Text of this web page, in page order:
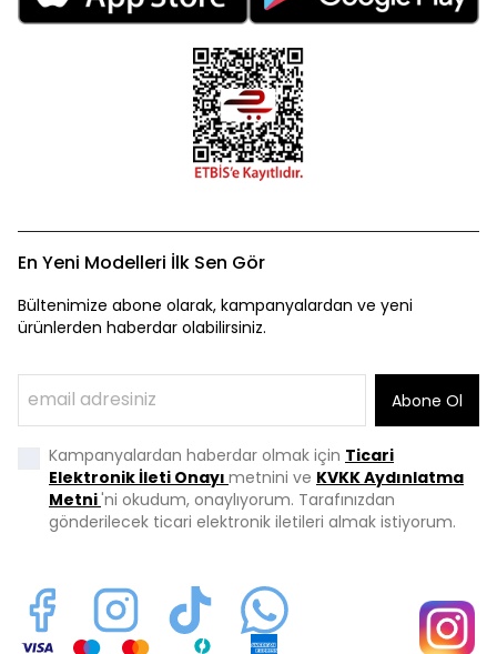
En Yeni Modelleri İlk Sen Gör
Bültenimize abone olarak, kampanyalardan ve yeni
ürünlerden haberdar olabilirsiniz.
Abone Ol
Kampanyalardan haberdar olmak için Ticari
Elektronik İleti Onayı metnini ve KVKK Aydınlatma
Metni'ni okudum, onaylıyorum. Tarafınızdan
gönderilecek ticari elektronik iletileri almak istiyorum.